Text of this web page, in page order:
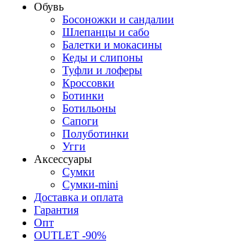
Обувь
Босоножки и сандалии
Шлепанцы и сабо
Балетки и мокасины
Кеды и слипоны
Туфли и лоферы
Кроссовки
Ботинки
Ботильоны
Сапоги
Полуботинки
Угги
Аксессуары
Сумки
Сумки-mini
Доставка и оплата
Гарантия
Опт
OUTLET -90%